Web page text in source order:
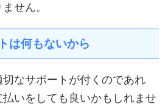
せん。
は何もないから
なサポートが付くのであれ
いをしても良いかもしれませ